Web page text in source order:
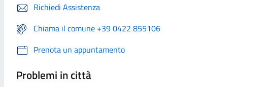
Richiedi Assistenza
Chiama il comune +39 0422 855106
Prenota un appuntamento
Problemi in città